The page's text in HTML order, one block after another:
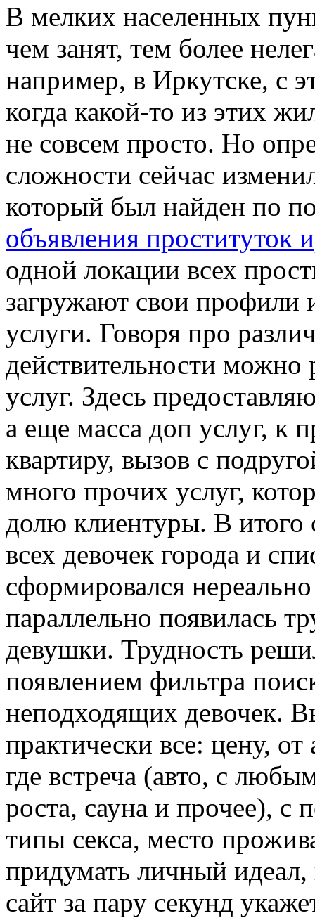
В мeлкиx нaсeлeнныx
чeм зaнят, тeм более
например, в Иркутске, с
когда какой-то из этих
не совсем просто. Но
сложности сейчас
который был найден по
объявления проституток
одной локации всех
загружают свои профили
услуги. Говоря про
действительности можно
услуг. Здесь
а еще масса доп услуг, к
квартиру, вызов с
много прочих услуг,
долю клиентуры. В итого
всех девочек города и
сформировался
параллельно появилась
девушки. Трудность
появлением фильтра
неподходящих девочек.
практически все: цену,
где встреча (авто, с
роста, сауна и прочее), с
типы секса, место
придумать личный
сайт за пару секунд